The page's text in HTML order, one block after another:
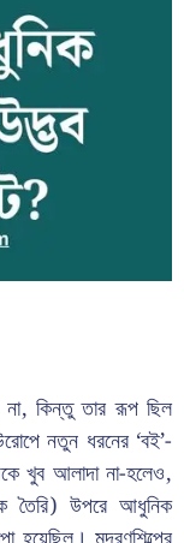
না, কিন্তু তার রূপ ছিল
নতুন ধরনের ‘বই’-
খুব আলাদা না-হলেও,
তৈরি) উপরে আধুনিক